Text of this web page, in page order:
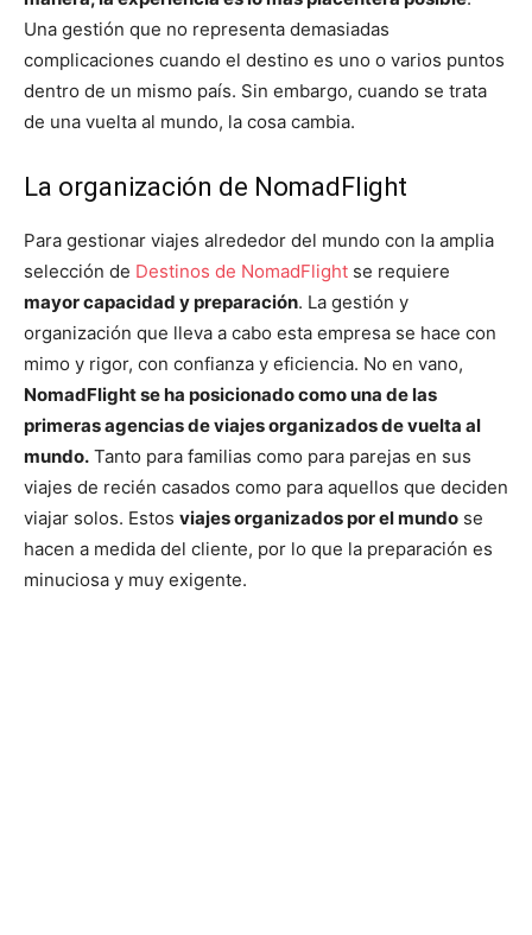
Una gestión que no representa demasiadas
complicaciones cuando el destino es uno o varios puntos
dentro de un mismo país. Sin embargo, cuando se trata
de una vuelta al mundo, la cosa cambia.
La organización de NomadFlight
Para gestionar viajes alrededor del mundo con la amplia
selección de Destinos de NomadFlight se requiere
mayor capacidad y preparación. La gestión y
organización que lleva a cabo esta empresa se hace con
mimo y rigor, con confianza y eficiencia. No en vano,
NomadFlight se ha posicionado como una de las
primeras agencias de viajes organizados de vuelta al
mundo. Tanto para familias como para parejas en sus
viajes de recién casados como para aquellos que deciden
viajar solos. Estos viajes organizados por el mundo se
hacen a medida del cliente, por lo que la preparación es
minuciosa y muy exigente.